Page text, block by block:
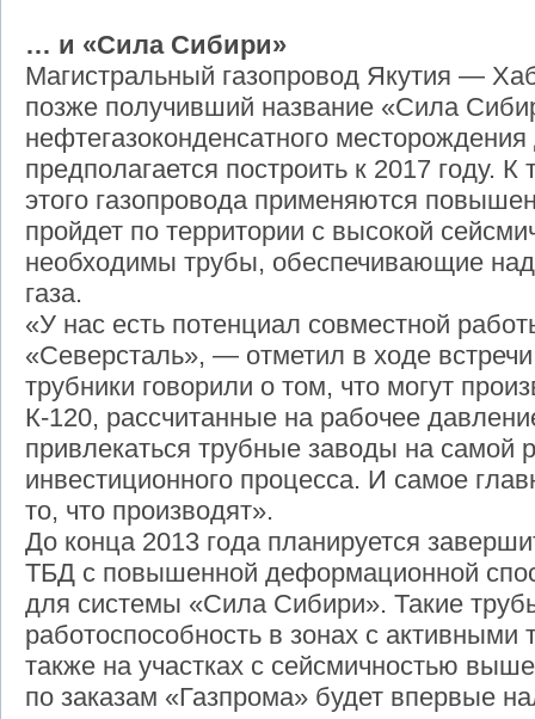
… и «Сила Сибири»
Магистральный газопровод Якутия —
позже получивший название «Сила
нефтегазоконденсатного
предполагается построить к 2017 году.
этого газопровода применяются
пройдет по территории с высокой
необходимы трубы, обеспечивающие
газа.
«У нас есть потенциал совместной
«Северсталь», — отметил в ходе
трубники говорили о том, что могут
К-120, рассчитанные на рабочее
привлекаться трубные заводы на самой
инвестиционного процесса. И самое
то, что производят».
До конца 2013 года планируется
ТБД с повышенной деформационной
для системы «Сила Сибири». Такие
работоспособность в зонах с активными
также на участках с сейсмичностью
по заказам «Газпрома» будет впервые